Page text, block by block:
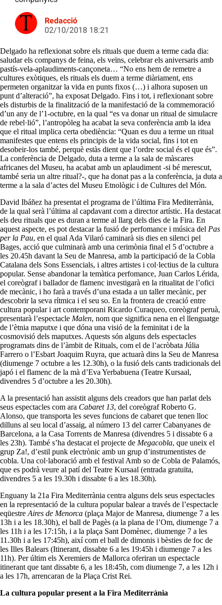
Redacció
02/10/2018 18:21
Delgado ha reflexionat sobre els rituals que duem a terme cada dia:
saludar els companys de feina, els veïns, celebrar els aniversaris amb
pastís-vela-aplaudiments-cançoneta… “No ens hem de remetre a
cultures exòtiques, els rituals els duem a terme diàriament, ens
permeten organitzar la vida en punts fixos (…) i alhora suposen un
punt d’alteració”, ha exposat Delgado. Fins i tot, i reflexionant sobre
els disturbis de la finalització de la manifestació de la commemoració
d’un any de l’1-octubre, en la qual “es va donar un ritual de simulacre
de rebel·lió”, l’antropòleg ha acabat la seva conferència amb la idea
que el ritual implica certa obediència: “Quan es duu a terme un ritual
manifestes que entens els principis de la vida social, fins i tot en
desobeir-los també, perquè estàs dient que l’ordre social és el que és”.
La conferència de Delgado, duta a terme a la sala de màscares
africanes del Museu, ha acabat amb un aplaudiment -si bé merescut,
també seria un altre ritual?-, que ha donat pas a la conferència, ja duta a
terme a la sala d’actes del Museu Etnològic i de Cultures del Món.
David Ibáñez ha presentat el programa de l’última Fira Mediterrània,
de la qual serà l’última al capdavant com a director artístic. Ha destacat
els deu rituals que es duran a terme al llarg dels dies de la Fira. En
aquest aspecte, es pot destacar la fusió de perfomance i música del Pas
per la Pau, en el qual Ada Vilaró caminarà sis dies en silenci pel
Bages, acció que culminarà amb una cerimònia final el 5 d’octubre a
les 20.45h davant la Seu de Manresa, amb la participació de la Cobla
Catalana dels Sons Essencials, i altres artistes i col·lectius de la cultura
popular. Sense abandonar la temàtica perfomance, Juan Carlos Lérida,
el coreògraf i ballador de flamenc investigarà en la ritualitat de l’ofici
de mecànic, i ho farà a través d’una estada a un taller mecànic, per
descobrir la seva rítmica i el seu so. En la frontera de creació entre
cultura popular i art contemporani Ricardo Curaqueo, coreògraf peruà,
presentarà l’espectacle Malen, nom que significa nena en el llenguatge
de l’ètnia maputxe i que dóna una visió de la feminitat i de la
cosmovisió dels maputxes. Aquests són alguns dels espectacles
programats dins de l’àmbit de Rituals, com el de l’acròbata Júlia
Farrero o l’Esbart Joaquim Ruyra, que actuarà dins la Seu de Manresa
(diumenge 7 octubre a les 12.30h), o la fusió dels cants tradicionals del
japó i el flamenc de la mà d’Eva Yerbabuena (Teatre Kursaal,
divendres 5 d’octubre a les 20.30h).
A la presentació han assistit alguns dels creadors que han parlat dels
seus espectacles com ara Cabaret 13, del coreògraf Roberto G.
Alonso, que transporta les seves funcions de cabaret que tenen lloc
dilluns al seu local d’assaig, al número 13 del carrer Cabanyanes de
Barcelona, a la Casa Torrents de Manresa (divendres 5 i dissabte 6 a
les 23h). També s’ha destacat el projecte de Megacobla, que uneix el
grup Za!, d’estil punk electrònic amb un grup d’instrumentistes de
cobla. Una col·laboració amb el festival Amb so de Cobla de Palamós,
que es podrà veure al patí del Teatre Kursaal (entrada gratuïta,
divendres 5 a les 19.30h i dissabte 6 a les 18.30h).
Enguany la 21a Fira Mediterrània centra alguns dels seus espectacles
en la representació de la cultura popular balear a través de l’espectacle
eqüestreAires de Menorca (plaça Major de Manresa, diumenge 7 a les
13h i a les 18.30h), el ball de Pagès (a la plana de l’Om, diumenge 7 a
les 11h i a les 17:15h, i a la plaça Sant Domènec, diumenge 7 a les
11.30h i a les 17:45h), així com el ball de dimonis i bèsties de foc de
les Illes Balears (Itinerant, dissabte 6 a les 19:45h i diumenge 7 a les
11h). Per últim els Xeremiers de Mallorca oferiran un espectacle
itinerant que tant dissabte 6, a les 18:45h, com diumenge 7, a les 12h i
a les 17h, arrencaran de la Plaça Crist Rei.
La cultura popular present a la Fira Mediterrània